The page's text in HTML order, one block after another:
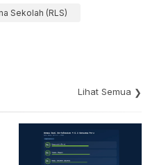
Sekolah (RLS)
Lihat Semua